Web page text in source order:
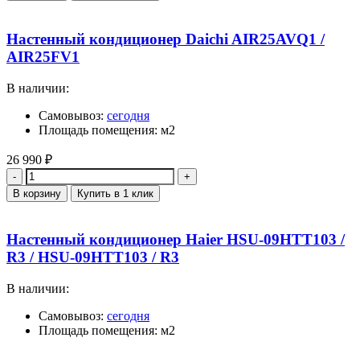
Настенный кондиционер Daichi AIR25AVQ1 /
AIR25FV1
В наличии:
Самовывоз: сегодня
Площадь помещения: м2
26 990 ₽
Количество
В корзину Купить в 1 клик
Настенный кондиционер Haier HSU-09HTT103 /
R3 / HSU-09HTT103 / R3
В наличии:
Самовывоз: сегодня
Площадь помещения: м2